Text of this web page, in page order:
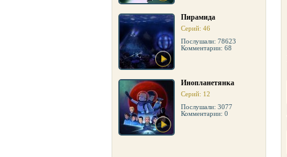
Пирамида
Серий: 46
Послушали: 78623
Комментарии: 68
Инопланетянка
Серий: 12
Послушали: 3077
Комментарии: 0